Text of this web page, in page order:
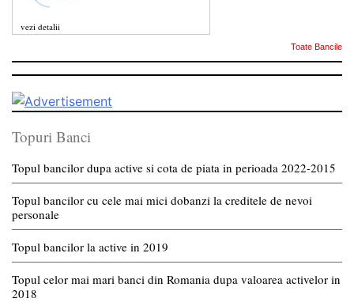
vezi detalii
Toate Bancile
Topuri Banci
Topul bancilor dupa active si cota de piata in perioada 2022-2015
Topul bancilor cu cele mai mici dobanzi la creditele de nevoi
personale
Topul bancilor la active in 2019
Topul celor mai mari banci din Romania dupa valoarea activelor in
2018